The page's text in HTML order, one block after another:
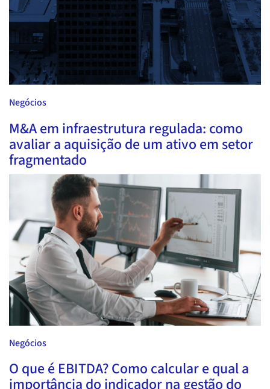
Negócios
M&A em infraestrutura regulada: como
avaliar a aquisição de um ativo em setor
fragmentado
Negócios
O que é EBITDA? Como calcular e qual a
importância do indicador na gestão do